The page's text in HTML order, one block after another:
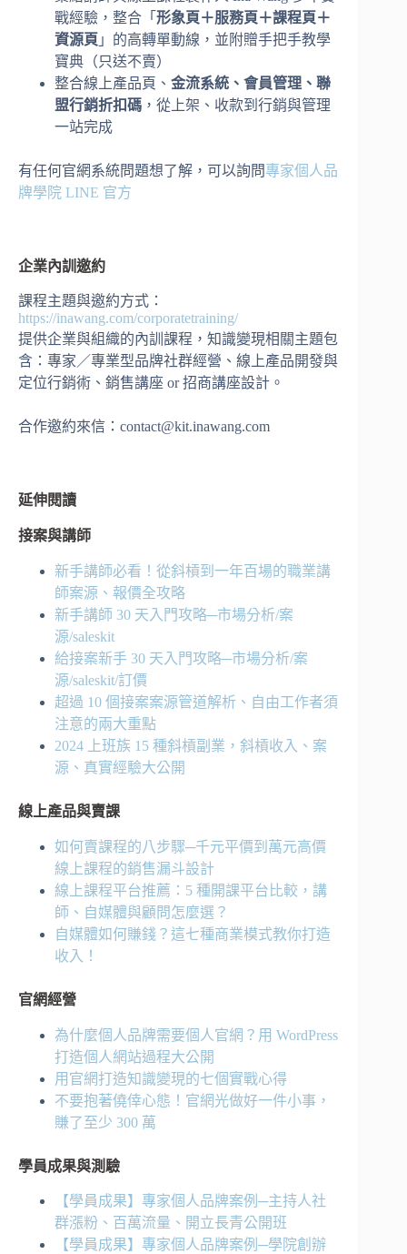
戰經驗，整合「 形象頁＋服務頁＋課程頁＋
資源頁 」的高轉單動線，並附贈手把手教學
寶典（只送不賣）
整合線上產品頁、 金流系統、會員管理、聯
盟行銷折扣碼 ，從上架、收款到行銷與管理
一站完成
有任何官網系統問題想了解，可以詢問專家個人品
牌學院 LINE 官方
企業內訓邀約
課程主題與邀約方式：
https://inawang.com/corporatetraining/
提供企業與組織的內訓課程，知識變現相關主題包
含：專家／專業型品牌社群經營、線上產品開發與
定位行銷術、銷售講座 or 招商講座設計。
合作邀約來信： contact@kit.inawang.com
延伸閱讀
接案與講師
新手講師必看！從斜槓到一年百場的職業講
師案源、報價全攻略
新手講師 30 天入門攻略─市場分析/案
源/saleskit
給接案新手 30 天入門攻略─市場分析/案
源/saleskit/訂價
超過 10 個接案案源管道解析、自由工作者須
注意的兩大重點
2024 上班族 15 種斜槓副業，斜槓收入、案
源、真實經驗大公開
線上產品與賣課
如何賣課程的八步驟─千元平價到萬元高價
線上課程的銷售漏斗設計
線上課程平台推薦：5 種開課平台比較，講
師、自媒體與顧問怎麼選？
自媒體如何賺錢？這七種商業模式教你打造
收入！
官網經營
為什麼個人品牌需要個人官網？用 WordPress
打造個人網站過程大公開
用官網打造知識變現的七個實戰心得
不要抱著僥倖心態！官網光做好一件小事，
賺了至少 300 萬
學員成果與測驗
【學員成果】專家個人品牌案例─主持人社
群漲粉、百萬流量、開立長青公開班
【學員成果】專家個人品牌案例─學院創辦